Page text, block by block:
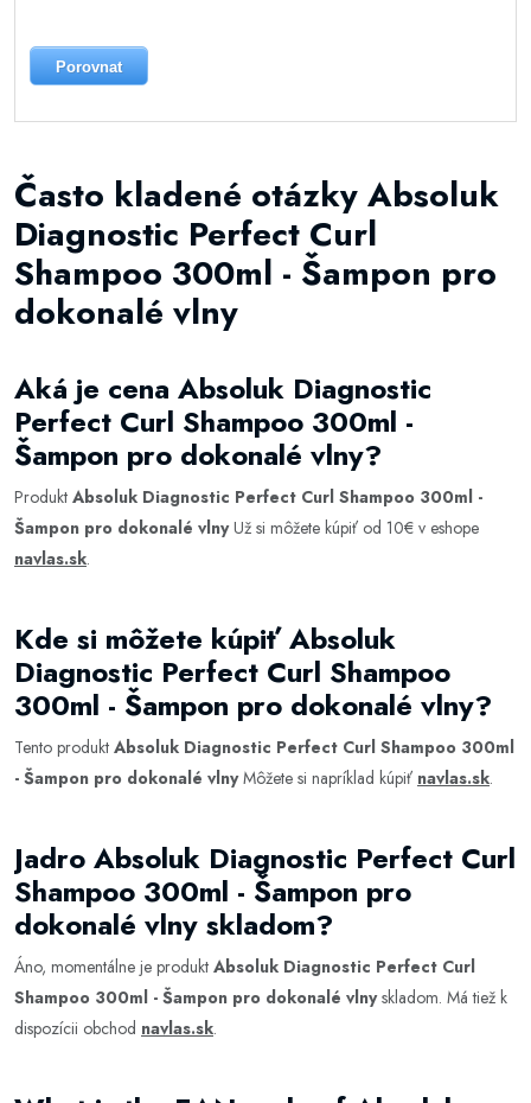
Porovnat
Často kladené otázky Absoluk
Diagnostic Perfect Curl
Shampoo 300ml - Šampon pro
dokonalé vlny
Aká je cena Absoluk Diagnostic
Perfect Curl Shampoo 300ml -
Šampon pro dokonalé vlny?
Produkt Absoluk Diagnostic Perfect Curl Shampoo 300ml -
Šampon pro dokonalé vlnyUž si môžete kúpiť od 10€ v eshope
navlas.sk.
Kde si môžete kúpiť Absoluk
Diagnostic Perfect Curl Shampoo
300ml - Šampon pro dokonalé vlny?
Tento produkt Absoluk Diagnostic Perfect Curl Shampoo 300ml
- Šampon pro dokonalé vlnyMôžete si napríklad kúpiť navlas.sk.
Jadro Absoluk Diagnostic Perfect Curl
Shampoo 300ml - Šampon pro
dokonalé vlny skladom?
Áno, momentálne je produkt Absoluk Diagnostic Perfect Curl
Shampoo 300ml - Šampon pro dokonalé vlnyskladom. Má tiež k
dispozícii obchod navlas.sk.